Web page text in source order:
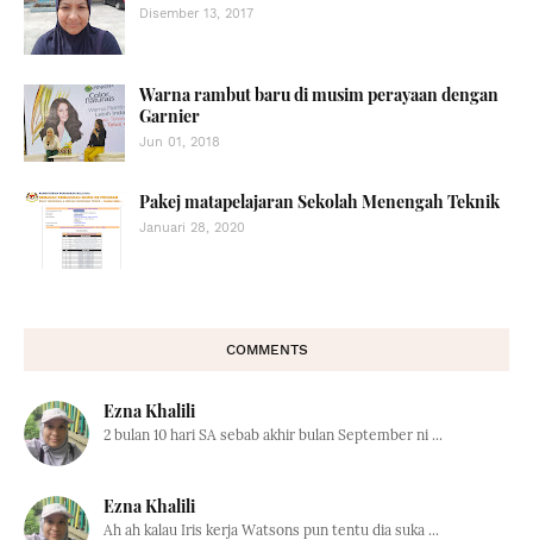
Disember 13, 2017
Warna rambut baru di musim perayaan dengan
Garnier
Jun 01, 2018
Pakej matapelajaran Sekolah Menengah Teknik
Januari 28, 2020
COMMENTS
Ezna Khalili
2 bulan 10 hari SA sebab akhir bulan September ni ...
Ezna Khalili
Ah ah kalau Iris kerja Watsons pun tentu dia suka ...